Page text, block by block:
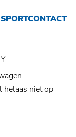
helaas niet op